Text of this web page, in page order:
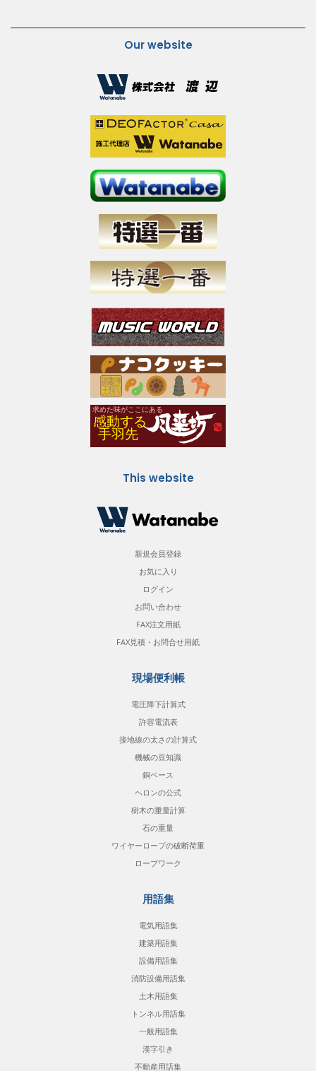
Our website
This website
新規会員登録
お気に入り
ログイン
お問い合わせ
FAX注文用紙
FAX見積・お問合せ用紙
現場便利帳
電圧降下計算式
許容電流表
接地線の太さの計算式
機械の豆知識
銅ベース
ヘロンの公式
樹木の重量計算
石の重量
ワイヤーロープの破断荷重
ロープワーク
用語集
電気用語集
建築用語集
設備用語集
消防設備用語集
土木用語集
トンネル用語集
一般用語集
漢字引き
不動産用語集